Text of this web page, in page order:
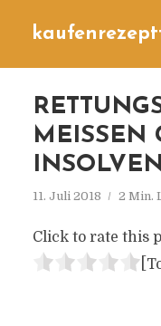
MEISSEN
11. Juli 2018 2 Min.
Click to rate this